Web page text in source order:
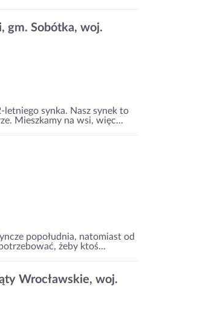
gm. Sobótka, woj.
letniego synka. Nasz synek to
Mieszkamy na wsi, więc...
popołudnia, natomiast od
żeby ktoś...
Wrocławskie, woj.